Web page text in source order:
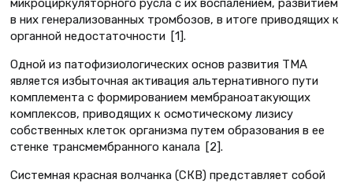
микроциркуляторного русла с их воспалением, развитием
в них генерализованных тромбозов, в итоге приводящих к
органной недостаточности [1].
Одной из патофизиологических основ развития ТМА
является избыточная активация альтернативного пути
комплемента с формированием мембраноатакующих
комплексов, приводящих к осмотическому лизису
собственных клеток организма путем образования в ее
стенке трансмембранного канала [2].
Системная красная волчанка (СКВ) представляет собой